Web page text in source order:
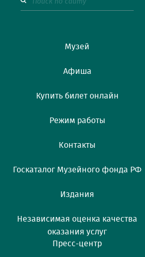
Музей
Афиша
Купить билет онлайн
Режим работы
Контакты
Госкаталог Музейного фонда РФ
Издания
Независимая оценка качества
оказания услуг
Пресс-центр